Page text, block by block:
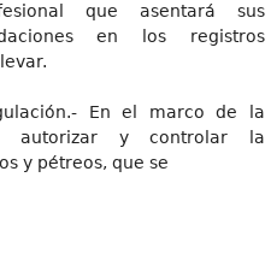
que asentará sus
en los registros
En el marco de la
autorizar y controlar la
y pétreos, que se